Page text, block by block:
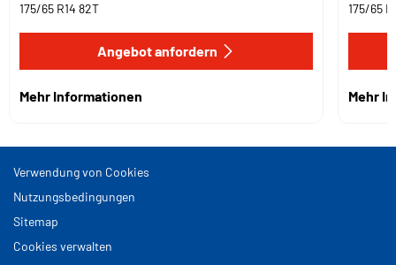
175/65 R14 82T
Angebot anfordern
Mehr Informationen
175/65
Mehr
Verwendung von Cookies
Nutzungsbedingungen
Sitemap
Cookies verwalten